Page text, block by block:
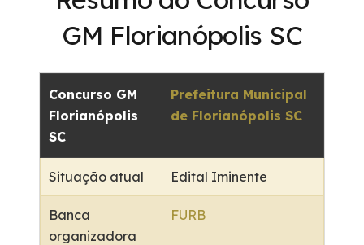
GM Florianópolis SC
Concurso GM
Florianópolis
SC
Prefeitura Municipal
de Florianópolis SC
Situação atual Edital Iminente
Banca
organizadora
FURB